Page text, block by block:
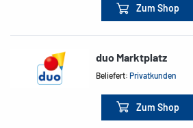
Zum Shop
duo Marktplatz
Beliefert:Privatkunden
Zum Shop